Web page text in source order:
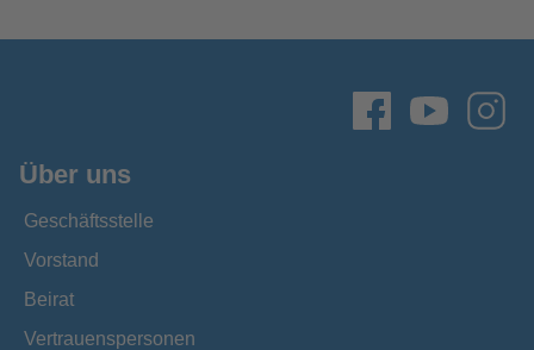
Über uns
Geschäftsstelle
Vorstand
Beirat
Vertrauenspersonen